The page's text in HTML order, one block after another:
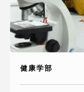
健康学部